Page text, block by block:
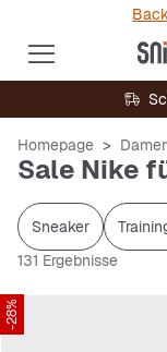
Homepage
Sale Nike
Sneaker
131 Ergebnisse
-28%